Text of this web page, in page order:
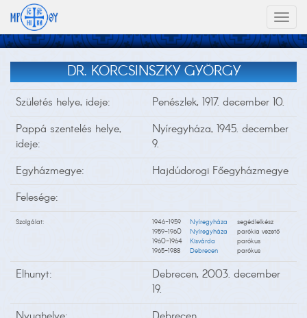
DR. KORCSINSZKY GYÖRGY
Születés helye, ideje:
Penészlek, 1917. december 10.
Pappá szentelés helye,
ideje:
Nyíregyháza, 1945. december
9.
Egyházmegye:
Hajdúdorogi Főegyházmegye
Felesége:
Szolgálat: 1946-1959 Nyíregyháza
segédlelkész
1959-1960
Nyíregyháza
parókia vezető
1960-1964
Kisvárda
parókus
1965-1988
Debrecen parókus
Elhunyt:
Debrecen, 2003. december
19.